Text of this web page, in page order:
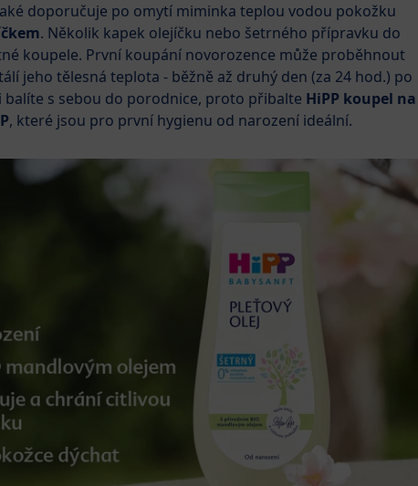
doporučuje po omytí miminka teplou vodou pokožku
. Několik kapek olejíčku nebo šetrného přípravku do
koupele. První koupání novorozence může proběhnout
jeho tělesná teplota - běžně až druhý den (za 24 hod.) po
balíte s sebou do porodnice, proto přibalte HiPP koupel na
, které jsou pro první hygienu od narození ideální.